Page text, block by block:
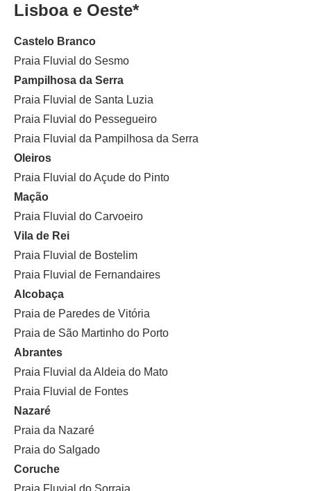
Lisboa e Oeste*
Castelo Branco
Praia Fluvial do Sesmo
Pampilhosa da Serra
Praia Fluvial de Santa Luzia
Praia Fluvial do Pessegueiro
Praia Fluvial da Pampilhosa da Serra
Oleiros
Praia Fluvial do Açude do Pinto
Mação
Praia Fluvial do Carvoeiro
Vila de Rei
Praia Fluvial de Bostelim
Praia Fluvial de Fernandaires
Alcobaça
Praia de Paredes de Vitória
Praia de São Martinho do Porto
Abrantes
Praia Fluvial da Aldeia do Mato
Praia Fluvial de Fontes
Nazaré
Praia da Nazaré
Praia do Salgado
Coruche
Praia Fluvial do Sorraia